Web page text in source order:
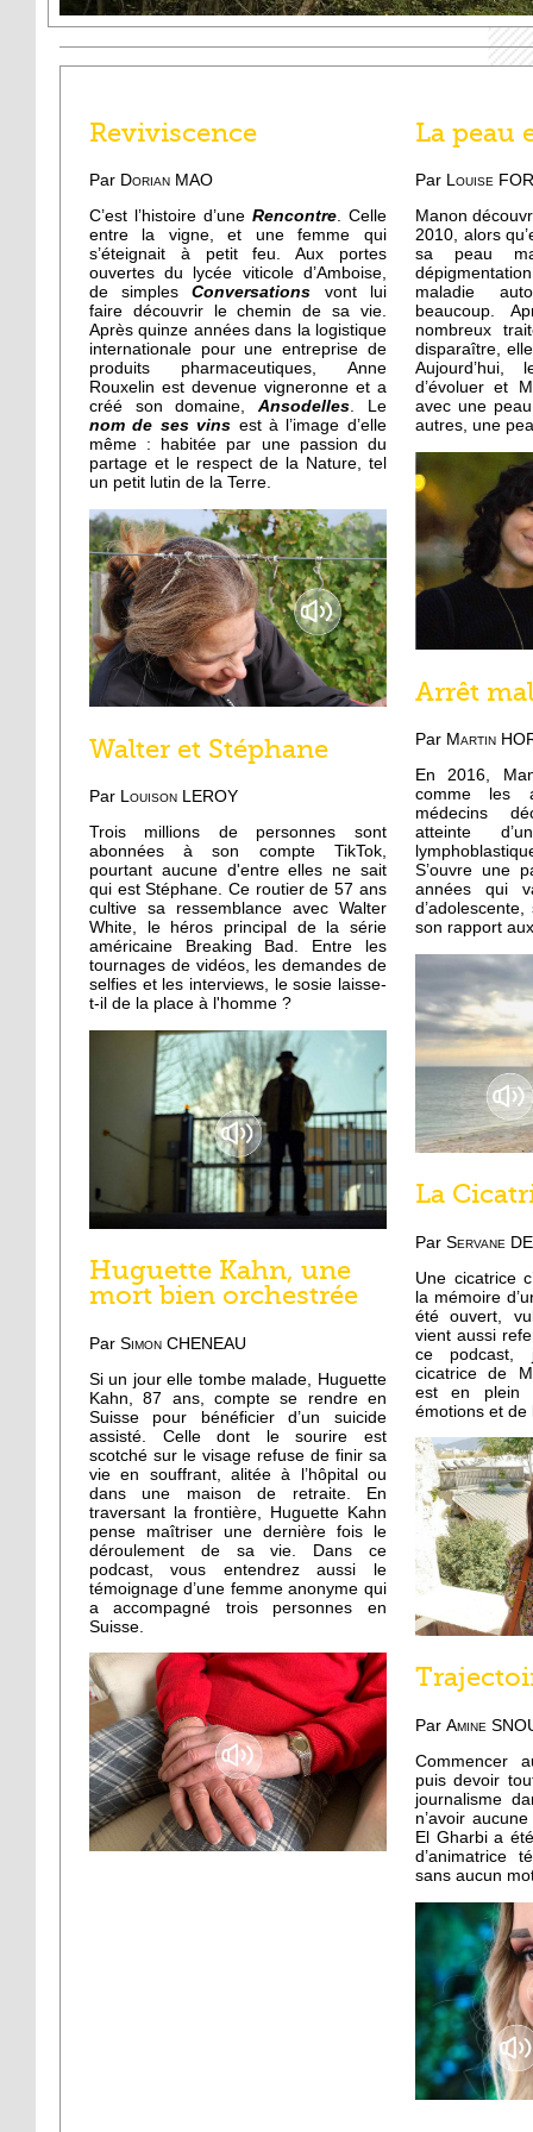
Reviviscence
Par Dorian MAO
C’est l’histoire d’une Rencontre. Celle
entre la vigne, et une femme qui
s’éteignait à petit feu. Aux portes
ouvertes du lycée viticole d’Amboise,
de simplesConversations vont lui
faire découvrir le chemin de sa vie.
Après quinze années dans la logistique
internationale pour une entreprise de
produits pharmaceutiques, Anne
Rouxelin est devenue vigneronne et a
créé son domaine,Ansodelles . Le
nom de ses vins est à l’image d’elle
même : habitée par une passion du
partage et le respect de la Nature, tel
un petit lutin de la Terre.
Walter et Stéphane
Par Louison LEROY
Trois millions de personnes sont
abonnées à son compte TikTok,
pourtant aucune d'entre elles ne sait
qui est Stéphane. Ce routier de 57 ans
cultive sa ressemblance avec Walter
White, le héros principal de la série
américaine Breaking Bad. Entre les
tournages de vidéos, les demandes de
selfies et les interviews, le sosie laisse-
t-il de la place à l'homme ?
Huguette Kahn, une
mort bien orchestrée
Par Simon CHENEAU
Si un jour elle tombe malade, Huguette
Kahn, 87 ans, compte se rendre en
Suisse pour bénéficier d’un suicide
assisté. Celle dont le sourire est
scotché sur le visage refuse de finir sa
vie en souffrant, alitée à l’hôpital ou
dans une maison de retraite. En
traversant la frontière, Huguette Kahn
pense maîtriser une dernière fois le
déroulement de sa vie. Dans ce
podcast, vous entendrez aussi le
témoignage d’une femme anonyme qui
a accompagné trois personnes en
Suisse.
La peau
Par Louise
Manon
2010, alors
sa peau
maladie
beaucoup.
nombreux
disparaître,
Aujourd’hui,
d’évoluer et
avec une
autres, une
Arrêt
Par Martin
En 2016,
comme les
médecins
atteinte
S’ouvre une
années qui
son rapport
La
Par Servane
Une cicatrice
la mémoire
été ouvert,
vient aussi
ce podcast,
cicatrice de
est en plein
émotions et de
Par Amine
Commencer
puis devoir
journalisme
n’avoir
El Gharbi a
d’animatrice
sans aucun